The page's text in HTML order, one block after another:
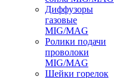
Диффузоры
газовые
MIG/MAG
Ролики подачи
проволоки
MIG/MAG
Шейки горелок